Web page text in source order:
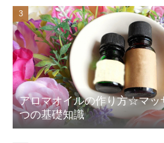
アロマオイルの作り方☆マッ
つの基礎知識